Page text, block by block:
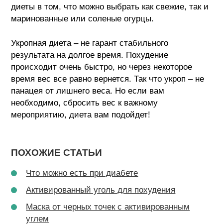
диеты в том, что можно выбрать как свежие, так и
маринованные или соленые огурцы.
Укропная диета – не гарант стабильного
результата на долгое время. Похудение
происходит очень быстро, но через некоторое
время вес все равно вернется. Так что укроп – не
панацея от лишнего веса. Но если вам
необходимо, сбросить вес к важному
мероприятию, диета вам подойдет!
ПОХОЖИЕ СТАТЬИ
Что можно есть при диабете
Активированный уголь для похудения
Маска от черных точек с активированным
углем